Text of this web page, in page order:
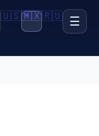
🇺🇸🇲🇽🇷🇺 ☰